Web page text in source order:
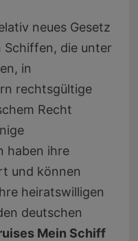
neues Gesetz
Schiffen, die unter
in
rechtsgültige
Recht
haben ihre
und können
heiratswilligen
deutschen
Mein Schiff